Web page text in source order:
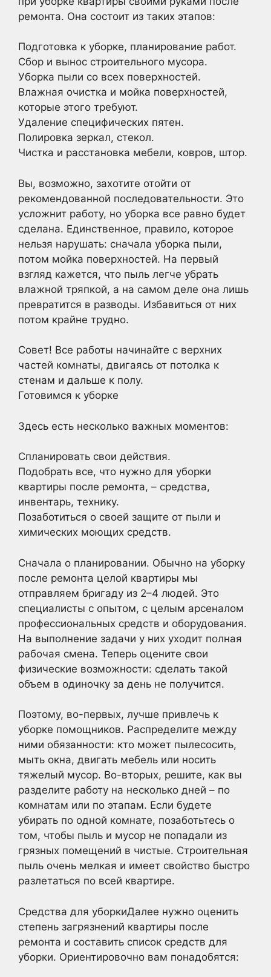
ремонта. Она состоит из таких этапов:
Подготовка к уборке, планирование работ.
Сбор и вынос строительного мусора.
Уборка пыли со всех поверхностей.
Влажная очистка и мойка поверхностей,
которые этого требуют.
Удаление специфических пятен.
Полировка зеркал, стекол.
Чистка и расстановка мебели, ковров, штор.
Вы, возможно, захотите отойти от
рекомендованной последовательности. Это
усложнит работу, но уборка все равно будет
сделана. Единственное, правило, которое
нельзя нарушать: сначала уборка пыли,
потом мойка поверхностей. На первый
взгляд кажется, что пыль легче убрать
влажной тряпкой, а на самом деле она лишь
превратится в разводы. Избавиться от них
потом крайне трудно.
Совет! Все работы начинайте с верхних
частей комнаты, двигаясь от потолка к
стенам и дальше к полу.
Готовимся к уборке
Здесь есть несколько важных моментов:
Спланировать свои действия.
Подобрать все, что нужно для уборки
квартиры после ремонта, – средства,
инвентарь, технику.
Позаботиться о своей защите от пыли и
химических моющих средств.
Сначала о планировании. Обычно на уборку
после ремонта целой квартиры мы
отправляем бригаду из 2–4 людей. Это
специалисты с опытом, с целым арсеналом
профессиональных средств и оборудования.
На выполнение задачи у них уходит полная
рабочая смена. Теперь оцените свои
физические возможности: сделать такой
объем в одиночку за день не получится.
Поэтому, во-первых, лучше привлечь к
уборке помощников. Распределите между
ними обязанности: кто может пылесосить,
мыть окна, двигать мебель или носить
тяжелый мусор. Во-вторых, решите, как вы
разделите работу на несколько дней – по
комнатам или по этапам. Если будете
убирать по одной комнате, позаботьтесь о
том, чтобы пыль и мусор не попадали из
грязных помещений в чистые. Строительная
пыль очень мелкая и имеет свойство быстро
разлетаться по всей квартире.
Средства для уборкиДалее нужно оценить
степень загрязнений квартиры после
ремонта и составить список средств для
уборки. Ориентировочно вам понадобятся: